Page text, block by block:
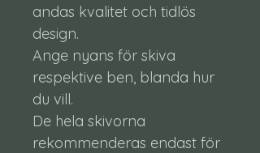
andas kvalitet och tidlös
design.
Ange nyans för skiva
respektive ben, blanda hur
du vill.
De hela skivorna
rekommenderas endast för